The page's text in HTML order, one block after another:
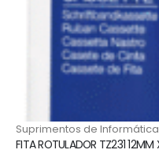
⁠Suprimentos de Informática